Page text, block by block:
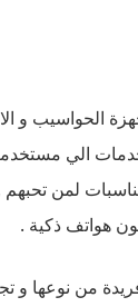
الحواسيب و
الي
لمن تحبهم ,
من نوعها و